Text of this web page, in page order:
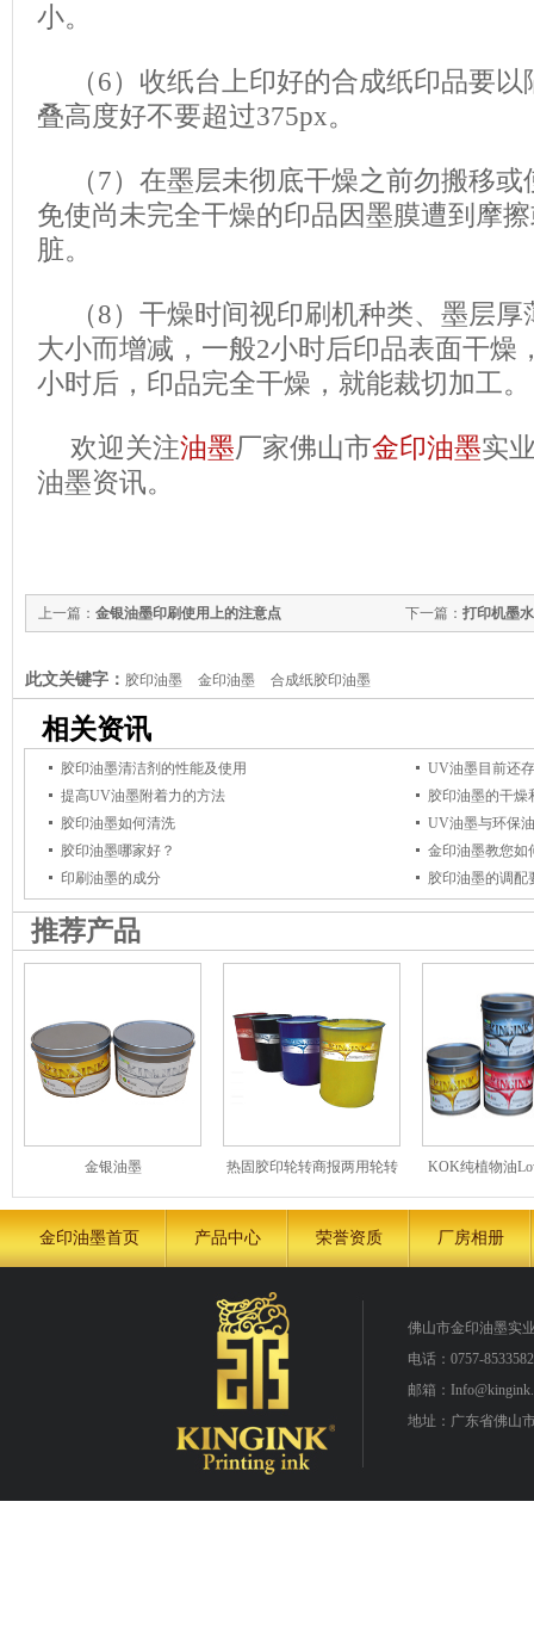
小。
（6）收纸台上印好的合成纸印品要
叠高度好不要超过375px。
（7）在墨层未彻底干燥之前勿搬移
免使尚未完全干燥的印品因墨膜遭到摩
脏。
（8）干燥时间视印刷机种类、墨层
大小而增减，一般2小时后印品表面干燥
小时后，印品完全干燥，就能裁切加工。
欢迎关注油墨厂家佛山市金印油墨实
油墨资讯。
下一篇： 打印机墨
上一篇： 金银油墨印刷使用上的注意点
此文关键字： 胶印油墨 金印油墨 合成纸胶印油墨
相关资讯
胶印油墨清洁剂的性能及使用
UV油墨目前还
提高UV油墨附着力的方法
胶印油墨的干燥
胶印油墨如何清洗
UV油墨与环保
胶印油墨哪家好？
金印油墨教您如
印刷油墨的成分
胶印油墨的调配
推荐产品
金银油墨
热固胶印轮转商报两用轮转
KOK纯植物油
金印油墨首页 产品中心 荣誉资质 厂房相册
佛山市金印油墨实
电话：0757-
邮箱：
地址：广东省佛山